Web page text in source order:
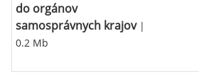
do orgánov
samosprávnych krajov|
0.2 Mb